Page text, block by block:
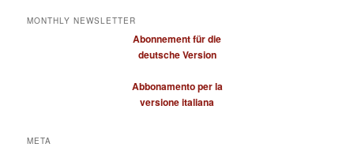
MONTHLY NEWSLETTER
Abonnement für die
deutsche Version
Abbonamento per la
versione italiana
META